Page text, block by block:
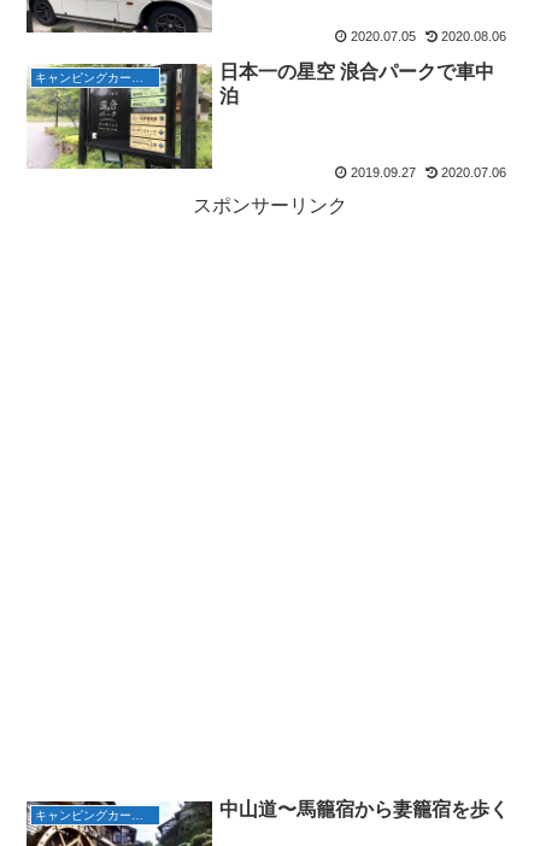
2020.07.05 2020.08.06
キャンピングカーで遊ぶ
日本一の星空 浪合パークで車中
泊
2019.09.27 2020.07.06
スポンサーリンク
中山道〜馬籠宿から妻籠宿を歩く